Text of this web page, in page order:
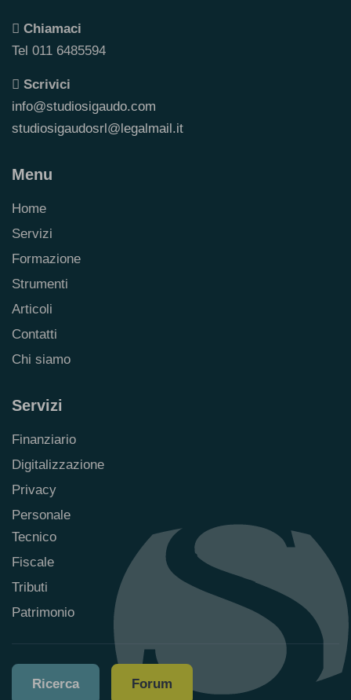
Chiamaci
Tel 011 6485594
Scrivici
info@studiosigaudo.com
studiosigaudosrl@legalmail.it
Menu
Home
Servizi
Formazione
Strumenti
Articoli
Contatti
Chi siamo
Servizi
Finanziario
Digitalizzazione
Privacy
Personale
Tecnico
Fiscale
Tributi
Patrimonio
Ricerca Forum